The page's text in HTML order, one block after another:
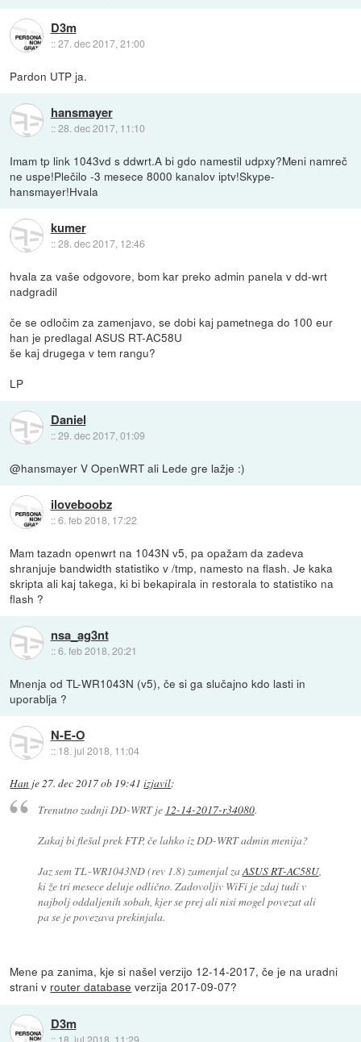
D3m
::27. dec 2017, 21:00
Pardon UTP ja.
hansmayer
::28. dec 2017, 11:10
Imam tp link 1043vd s ddwrt.A bi gdo namestil udpxy?Meni namreč
ne uspe!Plečilo -3 mesece 8000 kanalov iptv!Skype-
hansmayer!Hvala
kumer
::28. dec 2017, 12:46
hvala za vaše odgovore, bom kar preko admin panela v dd-wrt
nadgradil
če se odločim za zamenjavo, se dobi kaj pametnega do 100 eur
han je predlagal ASUS RT-AC58U
še kaj drugega v tem rangu?
LP
Daniel
::29. dec 2017, 01:09
@hansmayer V OpenWRT ali Lede gre lažje :)
iloveboobz
::6. feb 2018, 17:22
Mam tazadn openwrt na 1043N v5, pa opažam da zadeva
shranjuje bandwidth statistiko v /tmp, namesto na flash. Je kaka
skripta ali kaj takega, ki bi bekapirala in restorala to statistiko na
flash ?
nsa_ag3nt
::6. feb 2018, 20:21
Mnenja od TL-WR1043N (v5), če si ga slučajno kdo lasti in
uporablja ?
N-E-O
:: 18. jul 2018, 11:04
Han je27. dec 2017 ob 19:41 izjavil:
Trenutno zadnji DD-WRT je 12-14-2017-r34080.
Zakaj bi flešal prek FTP, če lahko iz DD-WRT admin menija?
Jaz sem TL-WR1043ND (rev 1.8) zamenjal zaASUS RT-AC58U,
ki že tri mesece deluje odlično. Zadovoljiv WiFi je zdaj tudi v
najbolj oddaljenih sobah, kjer se prej ali nisi mogel povezat ali
pa se je povezava prekinjala.
Mene pa zanima, kje si našel verzijo 12-14-2017, če je na uradni
strani v router database verzija 2017-09-07?
D3m
:: 18. jul 2018, 11:29